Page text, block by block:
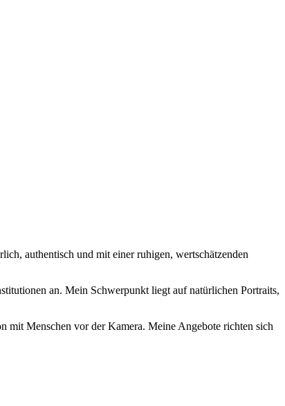
authentisch und mit einer ruhigen, wertschätzenden
an. Mein Schwerpunkt liegt auf natürlichen Portraits,
mit Menschen vor der Kamera. Meine Angebote richten sich